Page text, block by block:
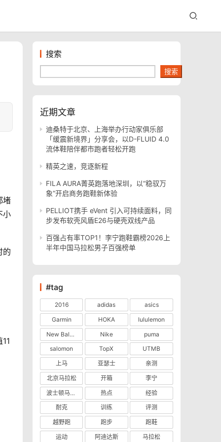
堵
小
的
搜索
搜索
近期文章
迪桑特于北京、上海举办行动家俱乐部
「缓震新境界」分享会，以D-FLUID 4.0
流体鞋陪伴都市跑者轻松开跑
精英之速，竞逐新程
FILA AURA菁英跑落地深圳，以“稳驭万
象”开启商务跑鞋新体验
PELLIOT携手 eVent 引入可持续面料，同
步发布软壳风盾E26与硬壳双线产品
百强占有率TOP1！李宁跑鞋霸榜2026上
半年中国马拉松男子百强榜单
#tag
2016 adidas
asics
Garmin
HOKA
lululemon
New Balance
Nike
puma
salomon
TopX
UTMB
上马
亚瑟士
亲测
北京马拉松
开箱
李宁
波士顿马拉松
热点
经验
耐克
训练
评测
越野跑
跑步
跑鞋
运动
阿迪达斯 马拉松